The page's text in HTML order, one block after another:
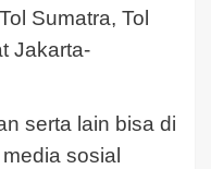
Sumatra, Tol
Jakarta-
serta lain bisa di
sosial